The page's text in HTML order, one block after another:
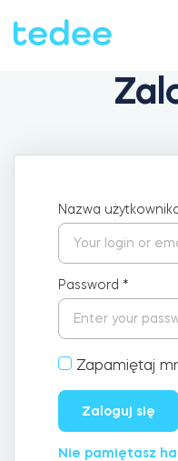
JAK TO DZIAŁA?
Wynajem
Smart zamki
Tedee GO2
Tedee PRO
KUP TEDEE
POMOC
BLOG
Nazwa
Password *
Zapamiętaj
Zaloguj się
Nie pamiętasz